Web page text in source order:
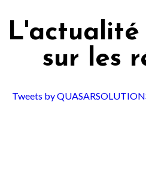
L'actualité
sur les
Tweets by